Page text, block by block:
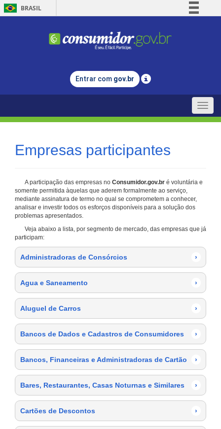
BRASIL
Comunica BR
Legislação
Entrar com gov.br
Toggle
Empresas participantes
A participação das empresas no Consumidor.gov.br é voluntária e
somente permitida àquelas que aderem formalmente ao serviço,
mediante assinatura de termo no qual se comprometem a conhecer,
analisar e investir todos os esforços disponíveis para a solução dos
problemas apresentados.
Veja abaixo a lista, por segmento de mercado, das empresas que já
participam:
Administradoras de Consórcios ›
Agua e Saneamento ›
Aluguel de Carros ›
Bancos de Dados e Cadastros de Consumidores ›
Bancos, Financeiras e Administradoras de Cartão ›
Bares, Restaurantes, Casas Noturnas e Similares ›
Cartões de Descontos ›